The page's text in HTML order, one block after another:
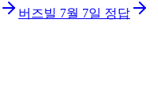
버즈빌 7월 7일 정답